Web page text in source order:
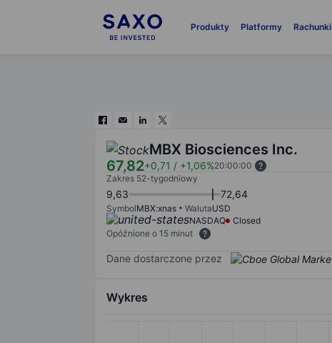
Produkty Platformy Rachunki
MBX Biosciences Inc.
67,82+0,71 / +1,06%20:00:00
Zakres 52-tygodniowy
9,63 72,64
SymbolMBX:xnas WalutaUSD
NASDAQ
Closed
Opóźnione o 15 minut
Dane dostarczone przez
Wykres